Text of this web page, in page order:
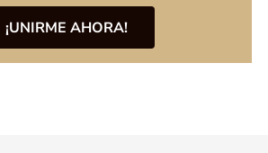
¡UNIRME AHORA!